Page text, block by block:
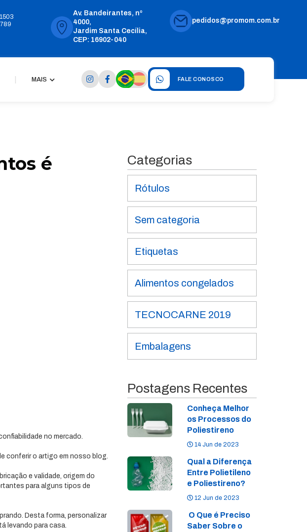
Av. Bandeirantes, nº
4000,
Jardim Santa Cecília,
CEP: 16902-040
pedidos@promom.com.br
MAIS FALE CONOSCO
é
no mercado.
conferir o artigo em nosso blog.
e validade, origem do
para alguns tipos de
Desta forma, personalizar
levando para casa.
Categorias
Rótulos
Sem categoria
Etiquetas
Alimentos congelados
TECNOCARNE 2019
Embalagens
Postagens Recentes
Conheça Melhor
os Processos do
Poliestireno
14 Jun de 2023
Qual a Diferença
Entre Polietileno
e Poliestireno?
12 Jun de 2023
O Que é Preciso
Saber Sobre o